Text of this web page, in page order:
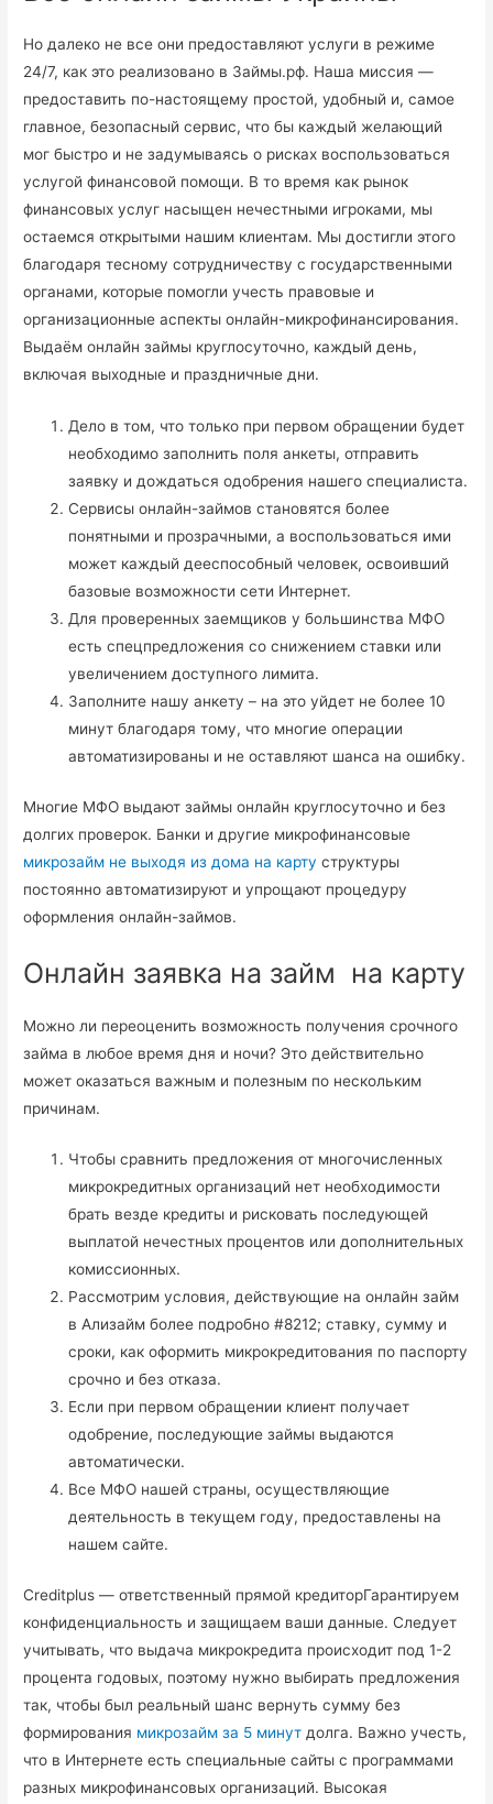
Но далеко не все они предоставляют услуги в режиме
24/7, как это реализовано в Займы.рф. Наша миссия —
предоставить по-настоящему простой, удобный и, самое
главное, безопасный сервис, что бы каждый желающий
мог быстро и не задумываясь о рисках воспользоваться
услугой финансовой помощи. В то время как рынок
финансовых услуг насыщен нечестными игроками, мы
остаемся открытыми нашим клиентам. Мы достигли этого
благодаря тесному сотрудничеству с государственными
органами, которые помогли учесть правовые и
организационные аспекты онлайн-микрофинансирования.
Выдаём онлайн займы круглосуточно, каждый день,
включая выходные и праздничные дни.
Дело в том, что только при первом обращении будет
необходимо заполнить поля анкеты, отправить
заявку и дождаться одобрения нашего специалиста.
Сервисы онлайн-займов становятся более
понятными и прозрачными, а воспользоваться ими
может каждый дееспособный человек, освоивший
базовые возможности сети Интернет.
Для проверенных заемщиков у большинства МФО
есть спецпредложения со снижением ставки или
увеличением доступного лимита.
Заполните нашу анкету – на это уйдет не более 10
минут благодаря тому, что многие операции
автоматизированы и не оставляют шанса на ошибку.
Многие МФО выдают займы онлайн круглосуточно и без
долгих проверок. Банки и другие микрофинансовые
микрозайм не выходя из дома на карту структуры
постоянно автоматизируют и упрощают процедуру
оформления онлайн-займов.
Онлайн заявка на займ на карту
Можно ли переоценить возможность получения срочного
займа в любое время дня и ночи? Это действительно
может оказаться важным и полезным по нескольким
причинам.
Чтобы сравнить предложения от многочисленных
микрокредитных организаций нет необходимости
брать везде кредиты и рисковать последующей
выплатой нечестных процентов или дополнительных
комиссионных.
Рассмотрим условия, действующие на онлайн займ
в Ализайм более подробно #8212; ставку, сумму и
сроки, как оформить микрокредитования по паспорту
срочно и без отказа.
Если при первом обращении клиент получает
одобрение, последующие займы выдаются
автоматически.
Все МФО нашей страны, осуществляющие
деятельность в текущем году, предоставлены на
нашем сайте.
Creditplus — ответственный прямой кредиторГарантируем
конфиденциальность и защищаем ваши данные. Следует
учитывать, что выдача микрокредита происходит под 1-2
процента годовых, поэтому нужно выбирать предложения
так, чтобы был реальный шанс вернуть сумму без
формирования микрозайм за 5 минут долга. Важно учесть,
что в Интернете есть специальные сайты с программами
разных микрофинансовых организаций. Высокая